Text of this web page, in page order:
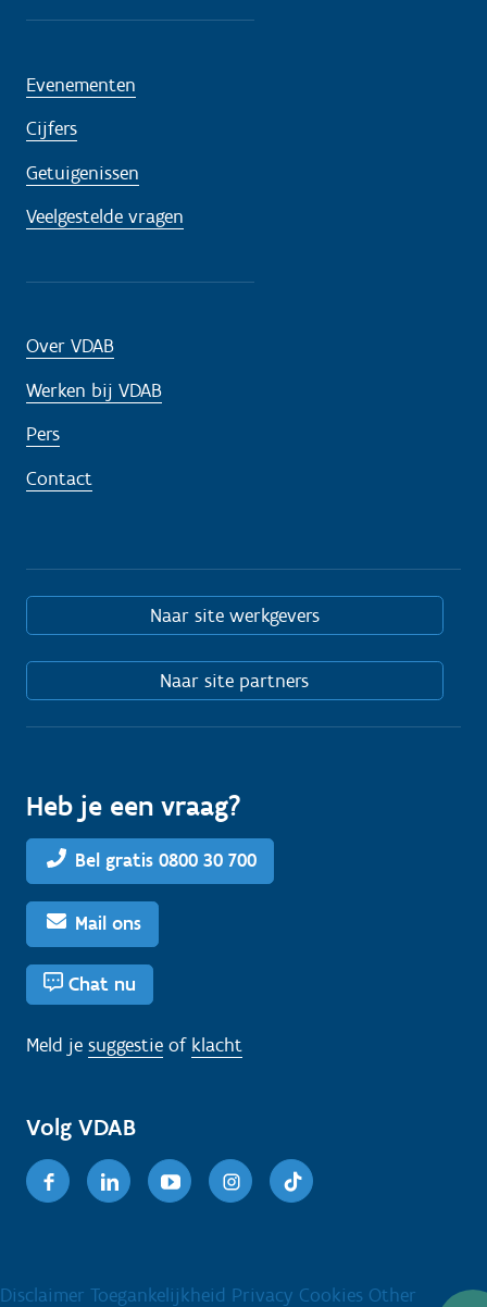
Evenementen
Cijfers
Getuigenissen
Veelgestelde vragen
Over VDAB
Werken bij VDAB
Pers
Contact
Naar site werkgevers
Naar site partners
Heb je een vraag?
Bel gratis 0800 30 700
Mail ons
Chat nu
Meld je suggestie of klacht
Volg VDAB
FacebookLinkedinYoutubeInstagram
Disclaimer Toegankelijkheid Privacy Cookies Other